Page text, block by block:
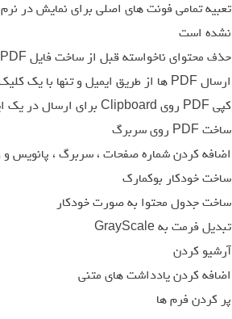
تعبیه تمامی فونت های اصلی برای نمایش در
نشده است
حذف محتوای ناخواسته قبل از ساخت فایل PDF
ارسال PDF ها از طریق ایمیل و تنها با یک کلیک
کپی PDF روی Clipboard برای ارسال در یک ایمیل
ساخت PDF روی سربرگ
اضافه کردن شماره صفحات ، سربرگ ، پانویس و
ساخت خودکار بوکمارک
ساخت جدول محتوا به صورت خودکار
تبدیل فرمت به GrayScale
آرشیو کردن
اضافه کردن یادداشت های متنی
پر کردن فرم ها